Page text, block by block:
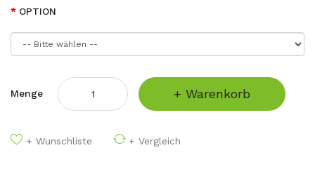
OPTION
Menge + Warenkorb
+ Wunschliste + Vergleich